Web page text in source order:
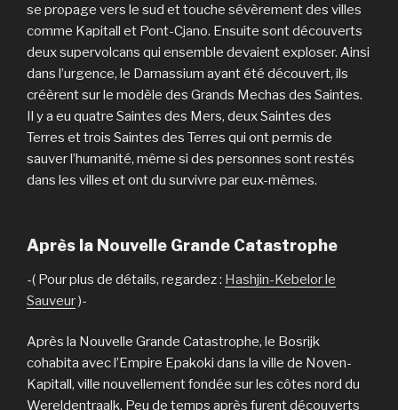
se propage vers le sud et touche sévèrement des villes
comme Kapitall et Pont-Cjano. Ensuite sont découverts
deux supervolcans qui ensemble devaient exploser. Ainsi
dans l’urgence, le Darnassium ayant été découvert, ils
créèrent sur le modèle des Grands Mechas des Saintes.
Il y a eu quatre Saintes des Mers, deux Saintes des
Terres et trois Saintes des Terres qui ont permis de
sauver l’humanité, même si des personnes sont restés
dans les villes et ont du survivre par eux-mêmes.
Après la Nouvelle Grande Catastrophe
-( Pour plus de détails, regardez : Hashjin-Kebelor le
Sauveur)-
Après la Nouvelle Grande Catastrophe, le Bosrijk
cohabita avec l’Empire Epakoki dans la ville de Noven-
Kapitall, ville nouvellement fondée sur les côtes nord du
Wereldentraalk. Peu de temps après furent découverts